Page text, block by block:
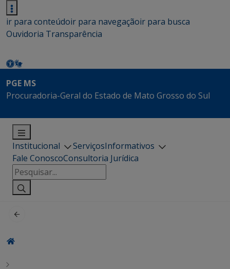
ir para conteúdoir para navegaçãoir para busca
Ouvidoria Transparência
PGE MS
Procuradoria-Geral do Estado de Mato Grosso do Sul
Institucional ServiçosInformativos
Fale ConoscoConsultoria Jurídica
Pesquisar
por: